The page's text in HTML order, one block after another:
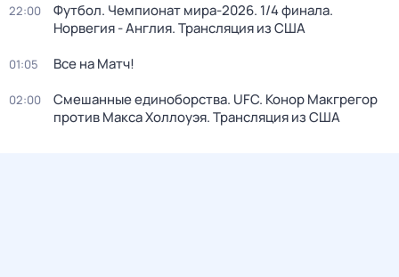
22:00
Футбол. Чемпионат мира-2026. 1/4 финала.
Норвегия - Англия. Трансляция из США
01:05 Все на Матч!
02:00
Смешанные единоборства. UFC. Конор Макгрегор
против Макса Холлоуэя. Трансляция из США